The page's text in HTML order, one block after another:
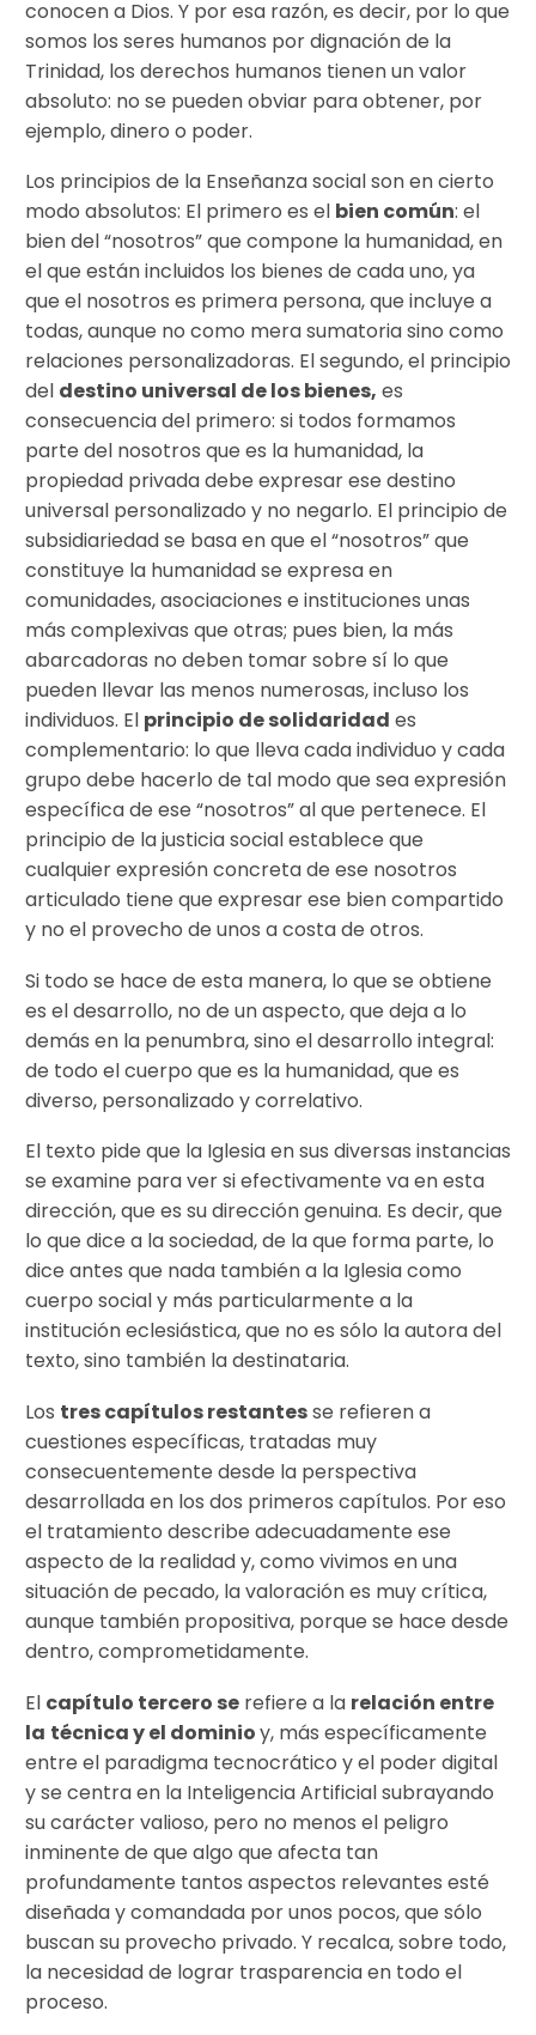
conocen a Dios. Y por esa razón, es decir, por lo que
somos los seres humanos por dignación de la
Trinidad, los derechos humanos tienen un valor
absoluto: no se pueden obviar para obtener, por
ejemplo, dinero o poder.
Los principios de la Enseñanza social son en cierto
modo absolutos: El primero es el bien común: el
bien del “nosotros” que compone la humanidad, en
el que están incluidos los bienes de cada uno, ya
que el nosotros es primera persona, que incluye a
todas, aunque no como mera sumatoria sino como
relaciones personalizadoras. El segundo, el principio
del destino universal de los bienes, es
consecuencia del primero: si todos formamos
parte del nosotros que es la humanidad, la
propiedad privada debe expresar ese destino
universal personalizado y no negarlo. El principio de
subsidiariedad se basa en que el “nosotros” que
constituye la humanidad se expresa en
comunidades, asociaciones e instituciones unas
más complexivas que otras; pues bien, la más
abarcadoras no deben tomar sobre sí lo que
pueden llevar las menos numerosas, incluso los
individuos. El principio de solidaridad es
complementario: lo que lleva cada individuo y cada
grupo debe hacerlo de tal modo que sea expresión
específica de ese “nosotros” al que pertenece. El
principio de la justicia social establece que
cualquier expresión concreta de ese nosotros
articulado tiene que expresar ese bien compartido
y no el provecho de unos a costa de otros.
Si todo se hace de esta manera, lo que se obtiene
es el desarrollo, no de un aspecto, que deja a lo
demás en la penumbra, sino el desarrollo integral:
de todo el cuerpo que es la humanidad, que es
diverso, personalizado y correlativo.
El texto pide que la Iglesia en sus diversas instancias
se examine para ver si efectivamente va en esta
dirección, que es su dirección genuina. Es decir, que
lo que dice a la sociedad, de la que forma parte, lo
dice antes que nada también a la Iglesia como
cuerpo social y más particularmente a la
institución eclesiástica, que no es sólo la autora del
texto, sino también la destinataria.
Los tres capítulos restantesse refieren a
cuestiones específicas, tratadas muy
consecuentemente desde la perspectiva
desarrollada en los dos primeros capítulos. Por eso
el tratamiento describe adecuadamente ese
aspecto de la realidad y, como vivimos en una
situación de pecado, la valoración es muy crítica,
aunque también propositiva, porque se hace desde
dentro, comprometidamente.
El capítulo tercero se refiere a la relación entre
la técnica y el dominioy, más específicamente
entre el paradigma tecnocrático y el poder digital
y se centra en la Inteligencia Artificial subrayando
su carácter valioso, pero no menos el peligro
inminente de que algo que afecta tan
profundamente tantos aspectos relevantes esté
diseñada y comandada por unos pocos, que sólo
buscan su provecho privado. Y recalca, sobre todo,
la necesidad de lograr trasparencia en todo el
proceso.